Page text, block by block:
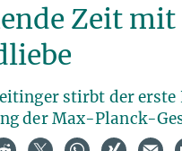
Zeit
stirbt der erste
der Max-Planck-